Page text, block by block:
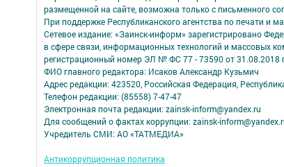
размещенной на сайте, возможна только с письменного
При поддержке Республиканского агентства по печати и
Сетевое издание: «Заинск-информ» зарегистрировано
в сфере связи, информационных технологий и массовых
регистрационный номер ЭЛ № ФС 77 - 73590 от 31.08.2018
ФИО главного редактора: Исаков Александр Кузьмич
Адрес редакции: 423520, Российская Федерация,
Телефон редакции: (85558) 7-47-47
Электронная почта редакции: zainsk-inform@yandex.ru
Для сообщений о фактах коррупции: zainsk-
Учредитель СМИ: АО «ТАТМЕДИА»
Антикоррупционная политика